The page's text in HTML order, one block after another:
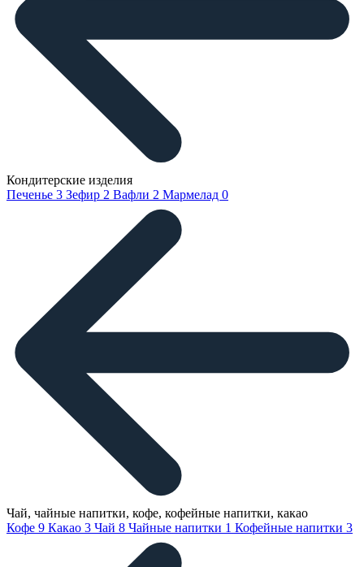
Кондитерские изделия
Печенье 3 Зефир 2 Вафли 2 Мармелад 0
Чай, чайные напитки, кофе, кофейные напитки, какао
Кофе 9 Какао 3 Чай 8 Чайные напитки 1 Кофейные напитки 3